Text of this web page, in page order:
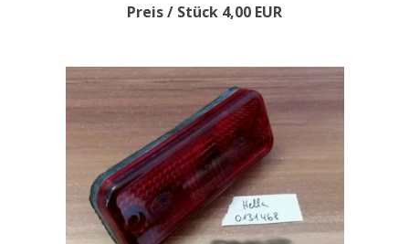
Preis / Stück 4,00 EUR